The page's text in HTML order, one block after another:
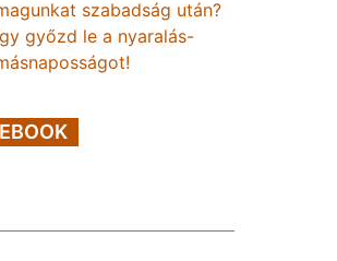
szabadság után?
győzd le a nyaralás-